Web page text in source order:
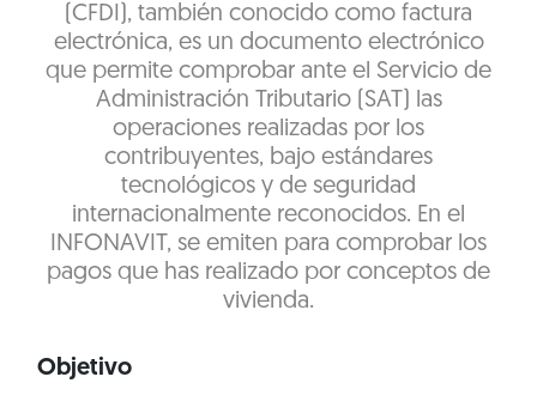
(CFDI), también conocido como factura
electrónica, es un documento electrónico
que permite comprobar ante el Servicio de
Administración Tributario (SAT) las
operaciones realizadas por los
contribuyentes, bajo estándares
tecnológicos y de seguridad
internacionalmente reconocidos. En el
INFONAVIT, se emiten para comprobar los
pagos que has realizado por conceptos de
vivienda.
Objetivo